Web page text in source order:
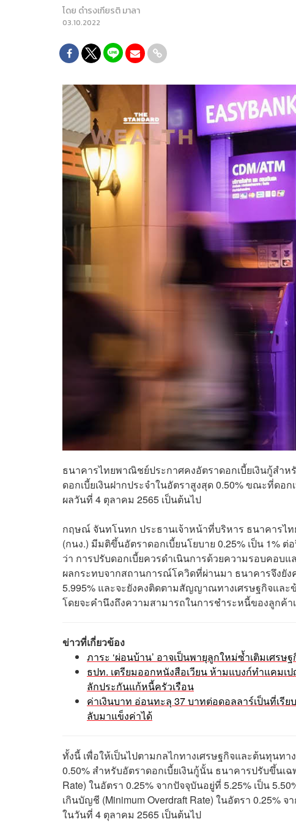
โดย ดำรงเกียรติ มาลา
03.10.2022
ธนาคารไทยพาณิชย์ประกาศคงอัตราดอกเบี้ยเงินกู้สำ
ดอกเบี้ยเงินฝากประจำในอัตราสูงสุด 0.50% ขณะที่ดอ
ผลวันที่ 4 ตุลาคม 2565 เป็นต้นไป
กฤษณ์ จันทโนทก ประธานเจ้าหน้าที่บริหาร ธนาคารไ
(กนง.) มีมติขึ้นอัตราดอกเบี้ยนโยบาย 0.25% เป็น 1%
ว่า การปรับดอกเบี้ยควรดำเนินการด้วยความรอบคอบ
ผลกระทบจากสถานการณ์โควิดที่ผ่านมา ธนาคารจึงยัง
5.995% และจะยังคงติดตามสัญญาณทางเศรษฐกิจและ
โดยจะคำนึงถึงความสามารถในการชำระหนี้ของลูกค้
ข่าวที่เกี่ยวข้อง
ภาระ ‘ผ่อนบ้าน’ อาจเป็นพายุลูกใหม่ซ้ำเติมเศร
ธปท. เตรียมออกหนังสือเวียน ห้ามแบงก์ทำแคม
ลักประกันแก้หนี้ครัวเรือน
ค่าเงินบาท อ่อนทะลุ 37 บาทต่อดอลลาร์เป็นที่เรี
ลับมาแข็งค่าได้
ทั้งนี้ เพื่อให้เป็นไปตามกลไกทางเศรษฐกิจและต้นทุนทา
0.50% สำหรับอัตราดอกเบี้ยเงินกู้นั้น ธนาคารปรับขึ้นเ
Rate) ในอัตรา 0.25% จากปัจจุบันอยู่ที่ 5.25% เป็น
เกินบัญชี (Minimum Overdraft Rate) ในอัตรา 0.25%
ในวันที่ 4 ตุลาคม 2565 เป็นต้นไป